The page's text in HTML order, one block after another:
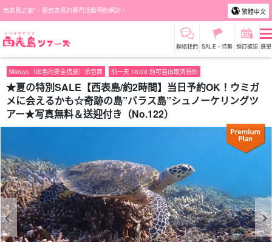
西表島之旅"，是西表島的專門活動預約網站。 繁體中文
聯絡我們 SALE・特集 預訂確認 選單
Maruyu（出色的安全措施）承包商 前一天 18:00 前可自由取消預約
★夏の特別SALE【西表島/約2時間】当日予約OK！ウミガ
メに会えるかも☆奇跡の島”バラス島”シュノーケリングツ
アー★写真無料＆送迎付き（No.122）